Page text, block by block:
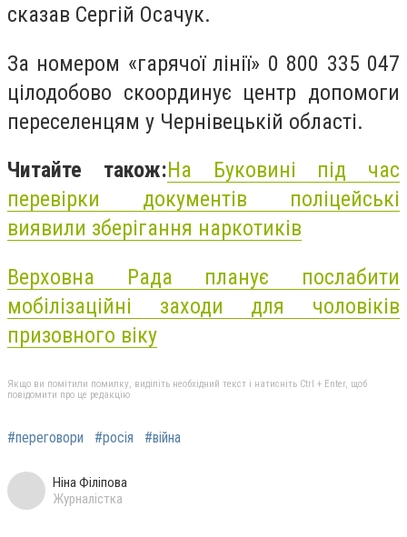
сказав Сергій Осачук.
За номером «гарячої лінії» 0 800 335 047
цілодобово скоординує центр допомоги
переселенцям у Чернівецькій області.
Читайте також:На Буковині під час
перевірки документів поліцейські
виявили зберігання наркотиків
Верховна Рада планує послабити
мобілізаційні заходи для чоловіків
призовного віку
Якщо ви помітили помилку, виділіть необхідний текст і натисніть Ctrl + Enter, щоб
повідомити про це редакцію
#переговори #росія #війна
Ніна Філіпова
Журналістка